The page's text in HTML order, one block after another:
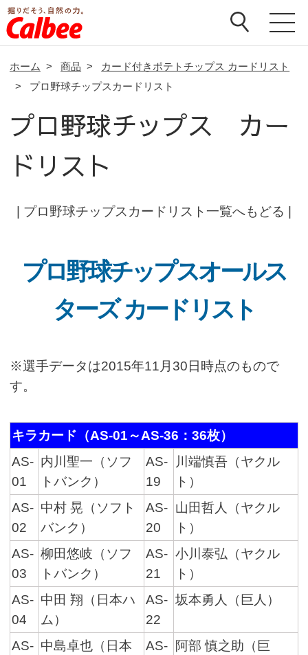
ホーム > 商品 >
カード付きポテトチップス カードリスト
>
プロ野球チップスカードリスト
プロ野球チップス カー
ドリスト
プロ野球チップスカードリスト一覧へもどる
プロ野球チップスオールス
ターズ カードリスト
※選手データは2015年11月30日時点のもので
す。
キラカード（AS-01～AS-36：36枚）
AS-
01
内川聖一（ソフ
トバンク）
AS-
19
川端慎吾（ヤクル
ト）
AS-
02
中村 晃（ソフト
バンク）
AS-
20
山田哲人（ヤクル
ト）
AS-
03
柳田悠岐（ソフ
トバンク）
AS-
21
小川泰弘（ヤクル
ト）
AS-
04
中田 翔（日本ハ
ム）
AS-
22
坂本勇人（巨人）
AS- 中島卓也（日本
AS- 阿部 慎之助（巨